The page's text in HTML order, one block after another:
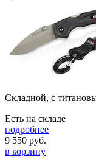
Складной, с
Есть на складе
подробнее
9 550 руб.
в корзину